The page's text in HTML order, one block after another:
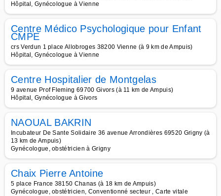
Hôpital, Gynécologue à Vienne
Centre Médico Psychologique pour Enfant
CMPE
crs Verdun 1 place Allobroges 38200 Vienne (à 9 km de Ampuis)
Hôpital, Gynécologue à Vienne
Centre Hospitalier de Montgelas
9 avenue Prof Fleming 69700 Givors (à 11 km de Ampuis)
Hôpital, Gynécologue à Givors
NAOUAL BAKRIN
Incubateur De Sante Solidaire 36 avenue Arrondières 69520 Grigny (à
13 km de Ampuis)
Gynécologue, obstétricien à Grigny
Chaix Pierre Antoine
5 place France 38150 Chanas (à 18 km de Ampuis)
Gynécologue, obstétricien, Conventionné secteur , Carte vitale